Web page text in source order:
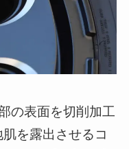
の表面を切削加工
肌を露出させるコ